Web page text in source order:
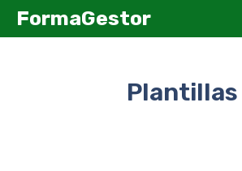
SaltarFormaGestor
Plantillas